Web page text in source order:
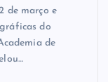
de março e
do
de